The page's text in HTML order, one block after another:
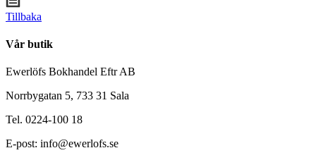
Tillbaka
Vår butik
Ewerlöfs Bokhandel Eftr AB
Norrbygatan 5, 733 31 Sala
Tel. 0224-100 18
E-post: info@ewerlofs.se